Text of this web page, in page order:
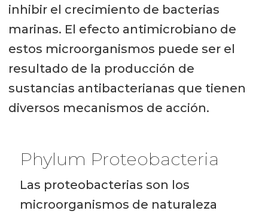
inhibir el crecimiento de bacterias
marinas. El efecto antimicrobiano de
estos microorganismos puede ser el
resultado de la producción de
sustancias antibacterianas que tienen
diversos mecanismos de acción.
Phylum Proteobacteria
Las proteobacterias son los
microorganismos de naturaleza